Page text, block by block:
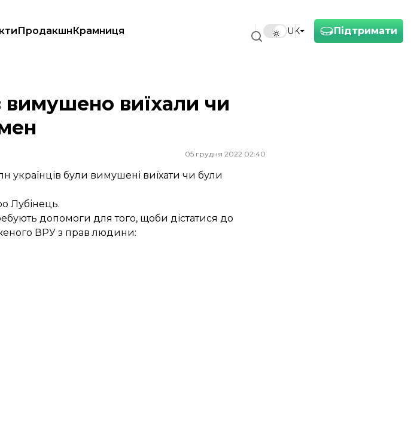
Підтримати
UK
ПродакшнКрамниця
вимушено виїхали чи
05 грудня 2022 02:40
були вимушені виїхати чи були
Лубінець.
допомоги для того, щоби дістатися до
ВРУ з прав людини: